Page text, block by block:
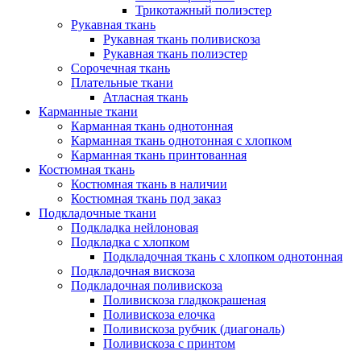
Трикотажный полиэстер
Рукавная ткань
Рукавная ткань поливискоза
Рукавная ткань полиэстер
Сорочечная ткань
Плательные ткани
Атласная ткань
Карманные ткани
Карманная ткань однотонная
Карманная ткань однотонная с хлопком
Карманная ткань принтованная
Костюмная ткань
Костюмная ткань в наличии
Костюмная ткань под заказ
Подкладочные ткани
Подкладка нейлоновая
Подкладка с хлопком
Подкладочная ткань с хлопком однотонная
Подкладочная вискоза
Подкладочная поливискоза
Поливискоза гладкокрашеная
Поливискоза елочка
Поливискоза рубчик (диагональ)
Поливискоза с принтом